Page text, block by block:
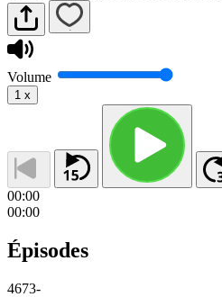
Volume
1 x
00:00
00:00
Épisodes
4673-